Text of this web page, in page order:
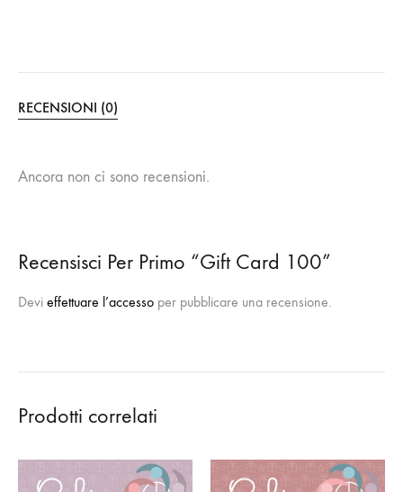
RECENSIONI (0)
Ancora non ci sono recensioni.
Recensisci Per Primo “Gift Card 100”
Devi effettuare l’accesso per pubblicare una recensione.
Prodotti correlati